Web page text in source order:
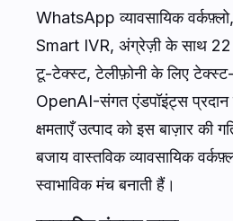
WhatsApp व्यावसायिक
Smart IVR, अंग्रेज़ी के साथ 22
टू-टेक्स्ट, टेलीफ़ोनी के लिए
OpenAI-संगत एंडपॉइंट्स प्रदान
क्षमताएँ उत्पाद को इस बाज़ार की
बजाय वास्तविक व्यावसायिक
स्वाभाविक मंच बनाती हैं।